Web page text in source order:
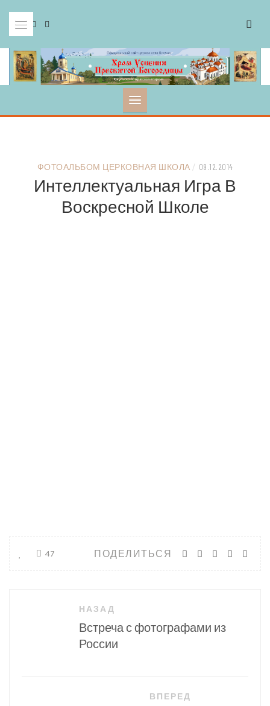
content
ФОТОАЛЬБОМ ЦЕРКОВНАЯ ШКОЛА / 09.12.2014
Интеллектуальная Игра В
Воскресной Школе
ПОДЕЛИТЬСЯ
47
НАЗАД
Встреча с фотографами из
России
ВПЕРЕД